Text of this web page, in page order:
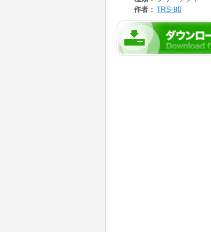
作者： TRS-80